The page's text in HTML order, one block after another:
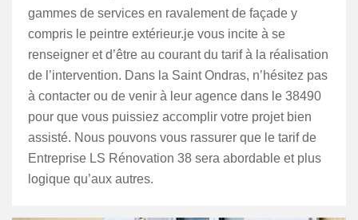
gammes de services en ravalement de façade y
compris le peintre extérieur.je vous incite à se
renseigner et d’être au courant du tarif à la réalisation
de l’intervention. Dans la Saint Ondras, n’hésitez pas
à contacter ou de venir à leur agence dans le 38490
pour que vous puissiez accomplir votre projet bien
assisté. Nous pouvons vous rassurer que le tarif de
Entreprise LS Rénovation 38 sera abordable et plus
logique qu’aux autres.